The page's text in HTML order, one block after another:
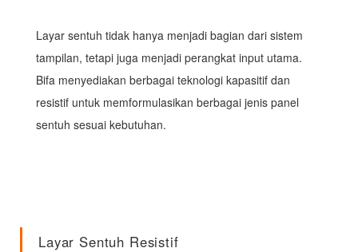
Layar sentuh tidak hanya menjadi bagian dari sistem
tampilan, tetapi juga menjadi perangkat input utama.
Bifa menyediakan berbagai teknologi kapasitif dan
resistif untuk memformulasikan berbagai jenis panel
sentuh sesuai kebutuhan.
Layar Sentuh Resistif